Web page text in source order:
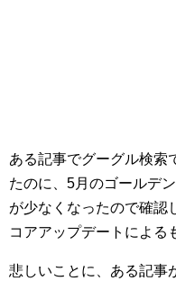
ある記事でグーグル検索
たのに、5月のゴールデ
が少なくなったので確認
コアアップデートによる
悲しいことに、ある記事